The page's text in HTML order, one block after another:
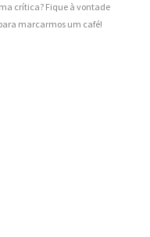
crítica? Fique à vontade
marcarmos um café!